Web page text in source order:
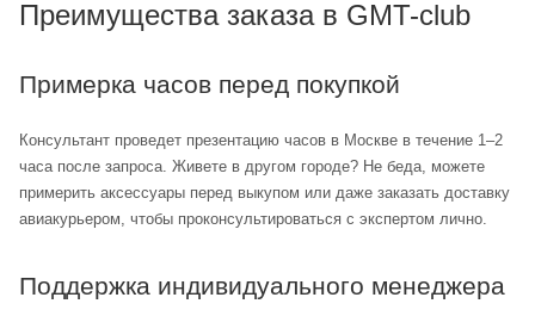
Преимущества заказа в GMT-club
Примерка часов перед покупкой
Консультант проведет презентацию часов в Москве в течение 1–2
часа после запроса. Живете в другом городе? Не беда, можете
примерить аксессуары перед выкупом или даже заказать доставку
авиакурьером, чтобы проконсультироваться с экспертом лично.
Поддержка индивидуального менеджера